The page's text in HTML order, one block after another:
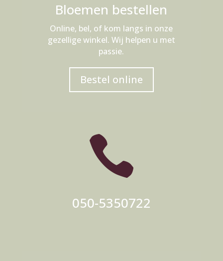
Bloemen bestellen
Online, bel, of kom langs in onze
gezellige winkel. Wij helpen u met
passie.
Bestel online

050-5350722